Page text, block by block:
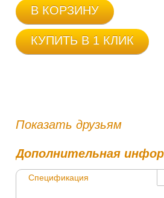
В КОРЗИНУ
КУПИТЬ В 1 КЛИК
Показать друзьям
Дополнительная
Спецификация